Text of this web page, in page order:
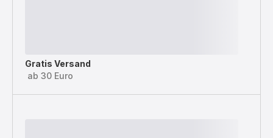
Gratis Versand
ab 30 Euro